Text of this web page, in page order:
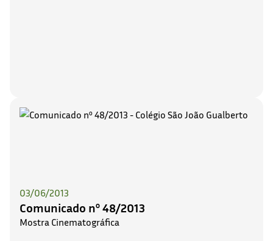
03/06/2013
Comunicado nº 48/2013
Mostra Cinematográfica